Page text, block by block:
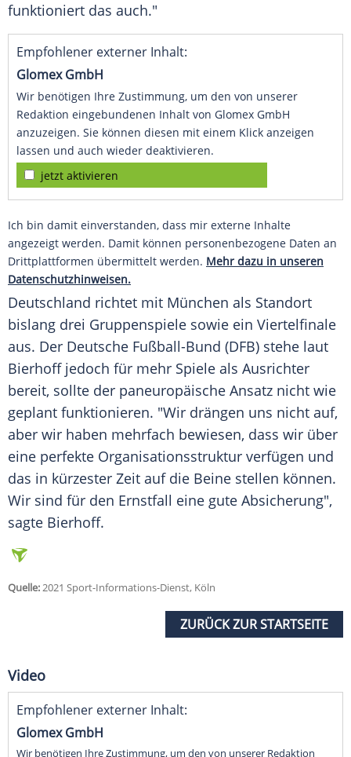
funktioniert das auch."
Empfohlener externer Inhalt:
Glomex GmbH
Wir benötigen Ihre Zustimmung, um den von unserer
Redaktion eingebundenen Inhalt von Glomex GmbH
anzuzeigen. Sie können diesen mit einem Klick anzeigen
lassen und auch wieder deaktivieren.
jetzt aktivieren
Ich bin damit einverstanden, dass mir externe Inhalte
angezeigt werden. Damit können personenbezogene Daten an
Drittplattformen übermittelt werden. Mehr dazu in unseren
Datenschutzhinweisen.
Deutschland richtet mit München als Standort
bislang drei Gruppenspiele sowie ein Viertelfinale
aus. Der Deutsche Fußball-Bund (DFB) stehe laut
Bierhoffjedoch für mehr Spiele als Ausrichter
bereit, sollte der paneuropäische Ansatz nicht wie
geplant funktionieren. "Wir drängen uns nicht auf,
aber wir haben mehrfach bewiesen, dass wir über
eine perfekte Organisationsstruktur verfügen und
das in kürzester Zeit auf die Beine stellen können.
Wir sind für den Ernstfall eine gute Absicherung",
sagte Bierhoff.
Quelle:2021 Sport-Informations-Dienst, Köln
ZURÜCK ZUR STARTSEITE
Video
Empfohlener externer Inhalt:
Glomex GmbH
Wir benötigen Ihre Zustimmung, um den von unserer Redaktion